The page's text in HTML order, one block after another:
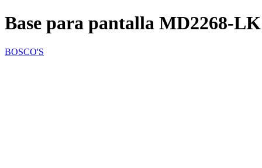
Base para pantalla MD2268-
BOSCO'S